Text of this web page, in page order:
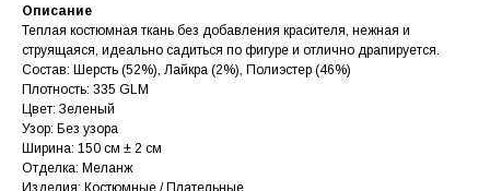
Описание
Теплая костюмная ткань без добавления красителя, нежная и
струящаяся, идеально садиться по фигуре и отлично драпируется.
Состав: Шерсть (52%), Лайкра (2%), Полиэстер (46%)
Плотность: 335 GLM
Цвет: Зеленый
Узор: Без узора
Ширина: 150 см ± 2 см
Отделка: Меланж